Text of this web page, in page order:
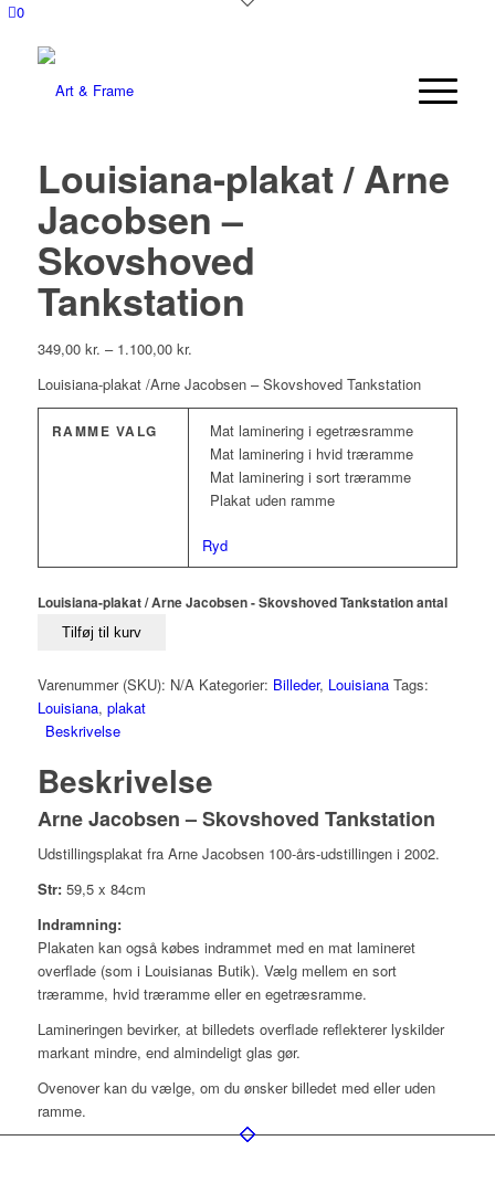
0
Louisiana-plakat / Arne
Jacobsen –
Skovshoved
Tankstation
349,00 kr. – 1.100,00 kr.
Louisiana-plakat /Arne Jacobsen – Skovshoved Tankstation
RAMME VALG
Mat laminering i egetræsramme
Mat laminering i hvid træramme
Mat laminering i sort træramme
Plakat uden ramme
Ryd
Louisiana-plakat / Arne Jacobsen - Skovshoved Tankstation antal
Tilføj til kurv
Varenummer (SKU): N/A Kategorier: Billeder, Louisiana Tags:
Louisiana, plakat
Beskrivelse
Beskrivelse
Arne Jacobsen – Skovshoved Tankstation
Udstillingsplakat fra Arne Jacobsen 100-års-udstillingen i 2002.
Str:59,5 x 84cm
Indramning:
Plakaten kan også købes indrammet med en mat lamineret
overflade (som i Louisianas Butik). Vælg mellem en sort
træramme, hvid træramme eller en egetræsramme.
Lamineringen bevirker, at billedets overflade reflekterer lyskilder
markant mindre, end almindeligt glas gør.
Ovenover kan du vælge, om du ønsker billedet med eller uden
ramme.